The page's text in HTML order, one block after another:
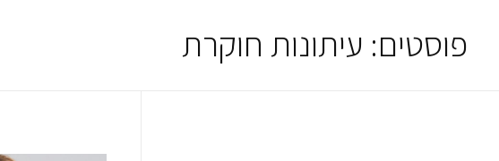
פוסטים: עיתונות חוקרת